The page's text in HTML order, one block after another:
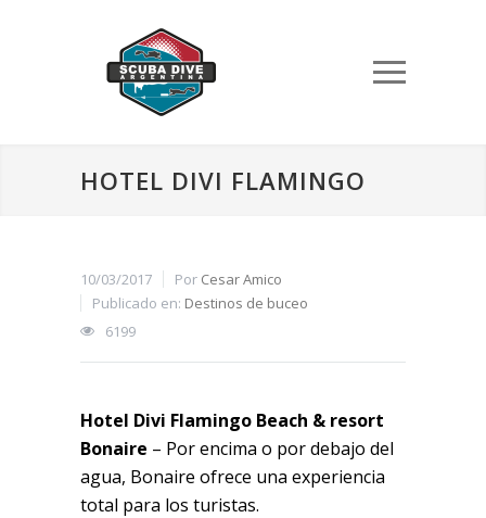
HOTEL DIVI FLAMINGO
10/03/2017 Por Cesar Amico
Publicado en: Destinos de buceo
6199
Hotel Divi Flamingo Beach & resort
Bonaire – Por encima o por debajo del
agua, Bonaire ofrece una experiencia
total para los turistas.